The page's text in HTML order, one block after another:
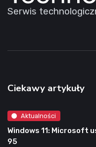
Serwis
Ciekawy artykuły
Aktualności
Windows 11: Microsoft
95